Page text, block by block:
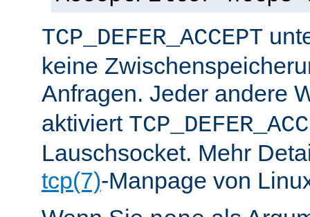
TCP_DEFER_ACCEPT
keine
Anfragen. Jeder andere
aktiviert
Lauschsocket. Mehr
tcp(7)-Manpage von